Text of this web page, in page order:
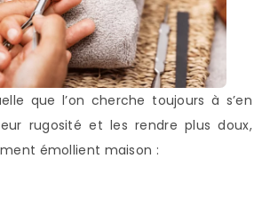
que l’on cherche toujours à s’en
rugosité et les rendre plus doux,
émollient maison :